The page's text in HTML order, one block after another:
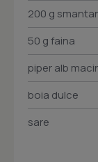
200 g
50 g faina
piper alb
boia dulce
sare